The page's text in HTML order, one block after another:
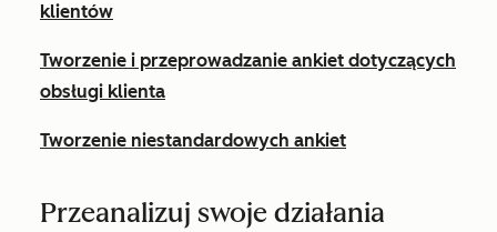
klientów
Tworzenie i przeprowadzanie ankiet dotyczących
obsługi klienta
Tworzenie niestandardowych ankiet
Przeanalizuj swoje działania